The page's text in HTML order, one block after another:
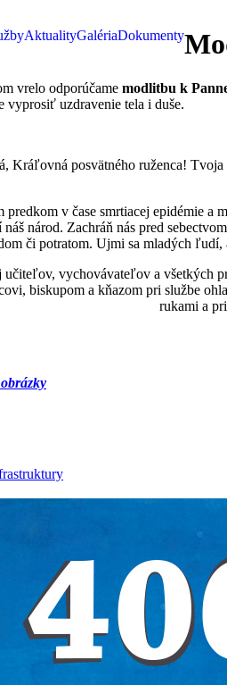
AktualityGalériaDokumenty
vrelo odporúčame modlitbu k
vyprosiť uzdravenie tela i duše.
Kráľovná posvätného ruženca!
predkom v čase smrtiacej epidémie a
náš národ. Zachráň nás pred
či potratom. Ujmi sa mladých ľudí,
učiteľov, vychovávateľov a všetkých
biskupom a kňazom pri službe
rukami a